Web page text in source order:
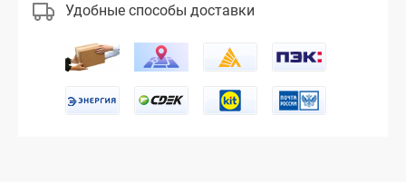
Удобные способы доставки